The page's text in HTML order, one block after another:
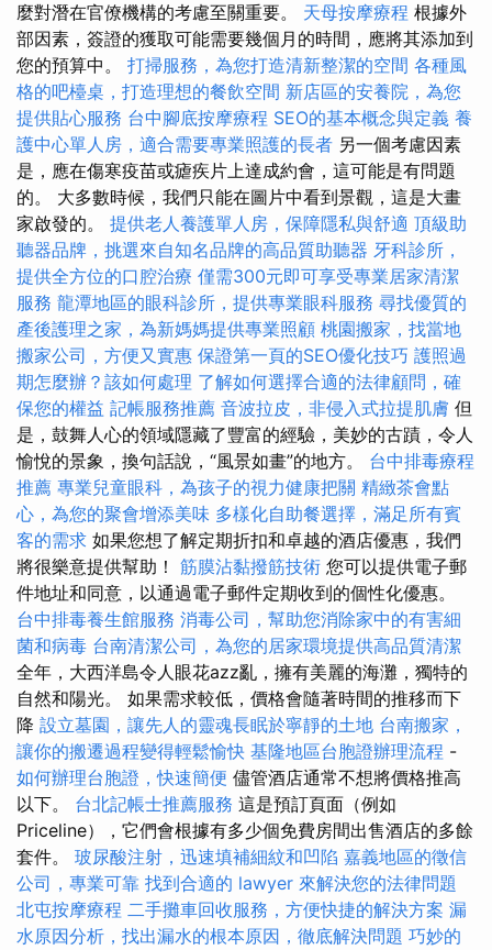
麼對潛在官僚機構的考慮至關重要。 天母按摩療程 根據外
部因素，簽證的獲取可能需要幾個月的時間，應將其添加到
您的預算中。 打掃服務，為您打造清新整潔的空間 各種風
格的吧檯桌，打造理想的餐飲空間 新店區的安養院，為您
提供貼心服務 台中腳底按摩療程 SEO的基本概念與定義 養
護中心單人房，適合需要專業照護的長者 另一個考慮因素
是，應在傷寒疫苗或瘧疾片上達成約會，這可能是有問題
的。 大多數時候，我們只能在圖片中看到景觀，這是大畫
家啟發的。 提供老人養護單人房，保障隱私與舒適 頂級助
聽器品牌，挑選來自知名品牌的高品質助聽器 牙科診所，
提供全方位的口腔治療 僅需300元即可享受專業居家清潔
服務 龍潭地區的眼科診所，提供專業眼科服務 尋找優質的
產後護理之家，為新媽媽提供專業照顧 桃園搬家，找當地
搬家公司，方便又實惠 保證第一頁的SEO優化技巧 護照過
期怎麼辦？該如何處理 了解如何選擇合適的法律顧問，確
保您的權益 記帳服務推薦 音波拉皮，非侵入式拉提肌膚 但
是，鼓舞人心的領域隱藏了豐富的經驗，美妙的古蹟，令人
愉悅的景象，換句話說，“風景如畫”的地方。 台中排毒療程
推薦 專業兒童眼科，為孩子的視力健康把關 精緻茶會點
心，為您的聚會增添美味 多樣化自助餐選擇，滿足所有賓
客的需求 如果您想了解定期折扣和卓越的酒店優惠，我們
將很樂意提供幫助！ 筋膜沾黏撥筋技術 您可以提供電子郵
件地址和同意，以通過電子郵件定期收到的個性化優惠。
台中排毒養生館服務 消毒公司，幫助您消除家中的有害細
菌和病毒 台南清潔公司，為您的居家環境提供高品質清潔
全年，大西洋島令人眼花azz亂，擁有美麗的海灘，獨特的
自然和陽光。 如果需求較低，價格會隨著時間的推移而下
降 設立墓園，讓先人的靈魂長眠於寧靜的土地 台南搬家，
讓你的搬遷過程變得輕鬆愉快 基隆地區台胞證辦理流程 -
如何辦理台胞證，快速簡便 儘管酒店通常不想將價格推高
以下。 台北記帳士推薦服務 這是預訂頁面（例如
Priceline），它們會根據有多少個免費房間出售酒店的多餘
套件。 玻尿酸注射，迅速填補細紋和凹陷 嘉義地區的徵信
公司，專業可靠 找到合適的 lawyer 來解決您的法律問題
北屯按摩療程 二手攤車回收服務，方便快捷的解決方案 漏
水原因分析，找出漏水的根本原因，徹底解決問題 巧妙的